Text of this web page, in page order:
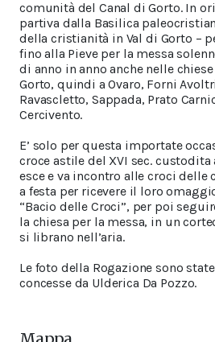
comunità del Canal di Gorto. In
partiva dalla Basilica
della cristianità in Val di Gorto –
fino alla Pieve per la messa
di anno in anno anche nelle
Gorto, quindi a Ovaro, Forni
Ravascletto, Sappada, Prato
Cercivento.
E’ solo per questa importate
croce astile del XVI sec. custodita
esce e va incontro alle croci delle
a festa per ricevere il loro
“Bacio delle Croci”, per poi
la chiesa per la messa, in un
si librano nell’aria.
Le foto della Rogazione sono
concesse da Ulderica Da Pozzo.